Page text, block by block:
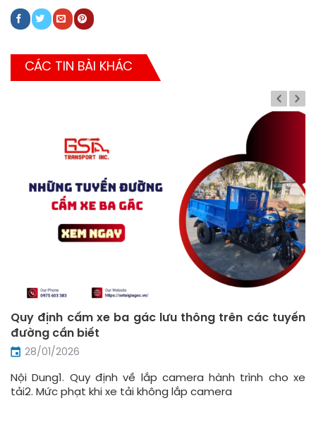
CÁC TIN BÀI KHÁC
Quy định cấm xe ba gác lưu thông trên các tuyến
đường cần biết
28/01/2026
Nội Dung1. Quy định về lắp camera hành trình cho xe
tải2. Mức phạt khi xe tải không lắp camera